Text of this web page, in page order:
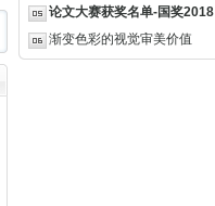
论文大赛获奖名单-国奖2018
渐变色彩的视觉审美价值